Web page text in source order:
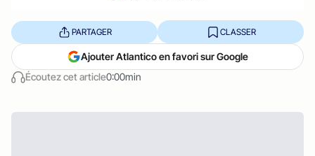
Écoutez cet article0:00min
PARTAGER CLASSER
Ajouter Atlantico en favori sur Google